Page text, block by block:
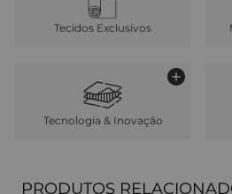
Tecidos Exclusivos
Tecnologia & Inovação
PRODUTOS